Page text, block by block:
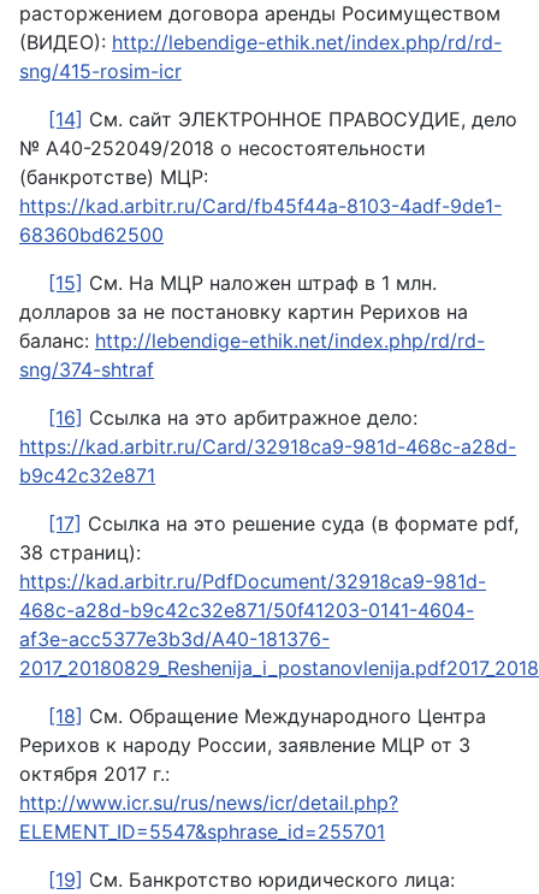
расторжением договора аренды Росимуществом
(ВИДЕО): http://lebendige-ethik.net/index.php/rd/rd-
sng/415-rosim-icr
[14] См. сайт ЭЛЕКТРОННОЕ ПРАВОСУДИЕ, дело
№ А40-252049/2018 о несостоятельности
(банкротстве) МЦР:
https://kad.arbitr.ru/Card/fb45f44a-8103-4adf-9de1-
68360bd62500
[15] См. На МЦР наложен штраф в 1 млн.
долларов за не постановку картин Рерихов на
баланс: http://lebendige-ethik.net/index.php/rd/rd-
sng/374-shtraf
[16] Ссылка на это арбитражное дело:
https://kad.arbitr.ru/Card/32918ca9-981d-468c-a28d-
b9c42c32e871
[17] Ссылка на это решение суда (в формате pdf,
38 страниц):
https://kad.arbitr.ru/PdfDocument/32918ca9-981d-
468c-a28d-b9c42c32e871/50f41203-0141-4604-
af3e-acc5377e3b3d/A40-181376-
[18] См. Обращение Международного Центра
Рерихов к народу России, заявление МЦР от 3
октября 2017 г.:
http://www.icr.su/rus/news/icr/detail.php?
ELEMENT_ID=5547&sphrase_id=255701
[19] См. Банкротство юридического лица: